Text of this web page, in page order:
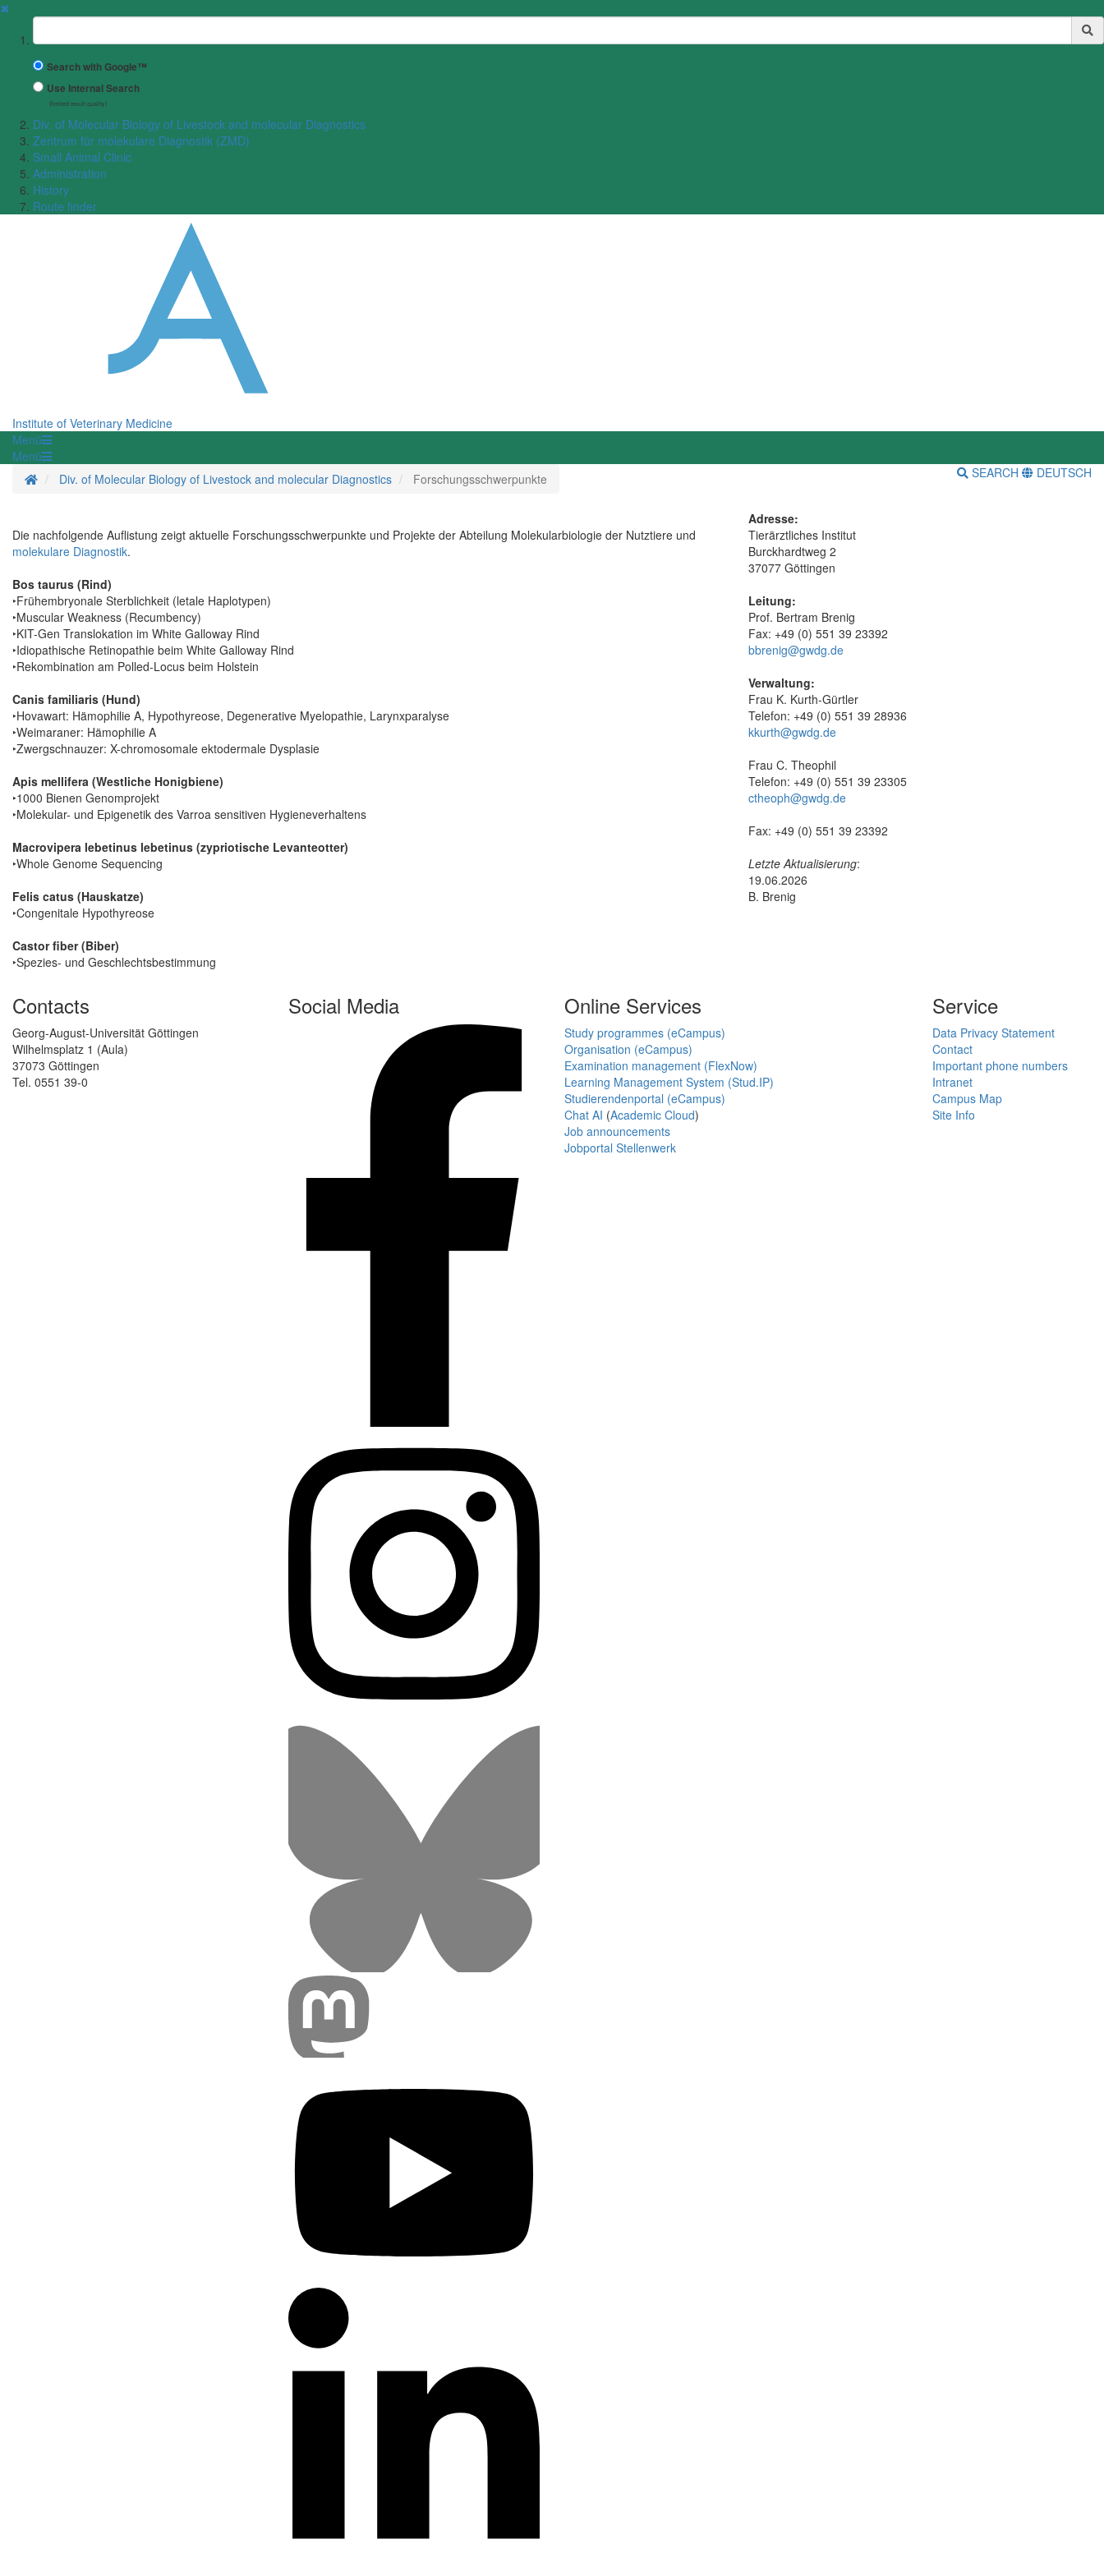
✖
Suchbegriff
Search with Google™
Use Internal Search
(limited result quality)
Div. of Molecular Biology of Livestock and molecular Diagnostics
Zentrum für molekulare Diagnostik (ZMD)
Small Animal Clinic
Administration
History
Route finder
Institute of Veterinary Medicine
Menü
Menü
Homepage
Div. of Molecular Biology of Livestock and molecular Diagnostics Forschungsschwerpunkte SEARCH DEUTSCH
Die nachfolgende Auflistung zeigt aktuelle Forschungsschwerpunkte und Projekte der Abteilung Molekularbiologie der Nutztiere und
molekulare Diagnostik.
Bos taurus (Rind)
‣Frühembryonale Sterblichkeit (letale Haplotypen)
‣Muscular Weakness (Recumbency)
‣KIT-Gen Translokation im White Galloway Rind
‣Idiopathische Retinopathie beim White Galloway Rind
‣Rekombination am Polled-Locus beim Holstein
Canis familiaris (Hund)
‣Hovawart: Hämophilie A, Hypothyreose, Degenerative Myelopathie, Larynxparalyse
‣Weimaraner: Hämophilie A
‣Zwergschnauzer: X-chromosomale ektodermale Dysplasie
Apis mellifera (Westliche Honigbiene)
‣1000 Bienen Genomprojekt
‣Molekular- und Epigenetik des Varroa sensitiven Hygieneverhaltens
Macrovipera lebetinus lebetinus (zypriotische Levanteotter)
‣Whole Genome Sequencing
Felis catus (Hauskatze)
‣Congenitale Hypothyreose
Castor fiber (Biber)
‣Spezies- und Geschlechtsbestimmung
Adresse:
Tierärztliches Institut
Burckhardtweg 2
37077 Göttingen
Leitung:
Prof. Bertram Brenig
Fax: +49 (0) 551 39 23392
bbrenig@gwdg.de
Verwaltung:
Frau K. Kurth-Gürtler
Telefon: +49 (0) 551 39 28936
kkurth@gwdg.de
Frau C. Theophil
Telefon: +49 (0) 551 39 23305
ctheoph@gwdg.de
Fax: +49 (0) 551 39 23392
Letzte Aktualisierung:
19.06.2026
B. Brenig
Contacts
Georg-August-Universität Göttingen
Wilhelmsplatz 1 (Aula)
37073 Göttingen
Tel. 0551 39-0
Social Media Online Services
Study programmes (eCampus)
Organisation (eCampus)
Examination management (FlexNow)
Learning Management System (Stud.IP)
Studierendenportal (eCampus)
Chat AI (Academic Cloud)
Job announcements
Jobportal Stellenwerk
Service
Data Privacy Statement
Contact
Important phone numbers
Intranet
Campus Map
Site Info